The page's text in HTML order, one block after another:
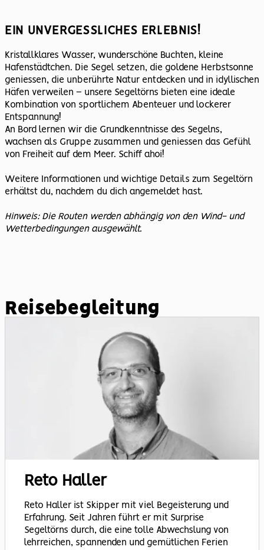
EIN UNVERGESSLICHES ERLEBNIS!
Kristallklares Wasser, wunderschöne Buchten, kleine
Hafenstädtchen. Die Segel setzen, die goldene Herbstsonne
geniessen, die unberührte Natur entdecken und in idyllischen
Häfen verweilen – unsere Segeltörns bieten eine ideale
Kombination von sportlichem Abenteuer und lockerer
Entspannung!
An Bord lernen wir die Grundkenntnisse des Segelns,
wachsen als Gruppe zusammen und geniessen das Gefühl
von Freiheit auf dem Meer. Schiff ahoi!
Weitere Informationen und wichtige Details zum Segeltörn
erhältst du, nachdem du dich angemeldet hast.
Hinweis: Die Routen werden abhängig von den Wind- und
Wetterbedingungen ausgewählt.
Reisebegleitung
Reto Haller
Reto Haller ist Skipper mit viel Begeisterung und
Erfahrung. Seit Jahren führt er mit Surprise
Segeltörns durch, die eine tolle Abwechslung von
lehrreichen, spannenden und gemütlichen Ferien